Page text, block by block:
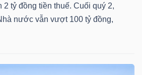
tỷ đồng tiền thuế. Cuối quý 2,
nước vẫn vượt 100 tỷ đồng,